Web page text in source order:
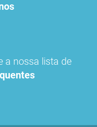
a nossa lista de